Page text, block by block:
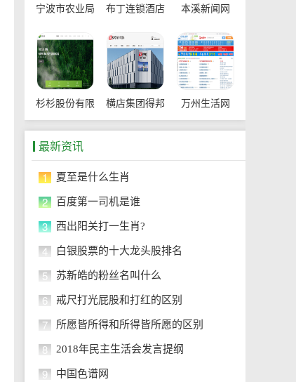
宁波市农业局 布丁连锁酒店 本溪新闻网
杉杉股份有限
公司
横店集团得邦
工程塑料有限
公司
万州生活网
最新资讯
1 夏至是什么生肖
2 百度第一司机是谁
3 西出阳关打一生肖?
4 白银股票的十大龙头股排名
5 苏新皓的粉丝名叫什么
6 戒尺打光屁股和打红的区别
7 所愿皆所得和所得皆所愿的区别
8 2018年民主生活会发言提纲
9 中国色谱网